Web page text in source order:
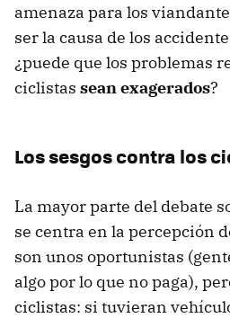
amenaza para los
ser la causa de los
¿puede que los problemas
ciclistas sean exagerados?
Los sesgos contra los
La mayor parte del debate
se centra en la percepción
son unos oportunistas
algo por lo que no paga),
ciclistas: si tuvieran